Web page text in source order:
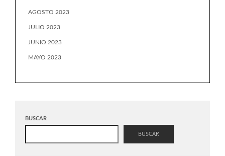
AGOSTO 2023
JULIO 2023
JUNIO 2023
MAYO 2023
BUSCAR
BUSCAR